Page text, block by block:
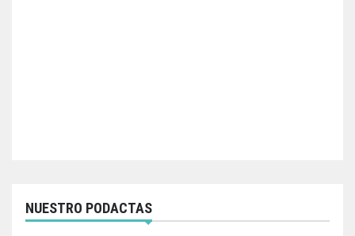
NUESTRO PODACTAS